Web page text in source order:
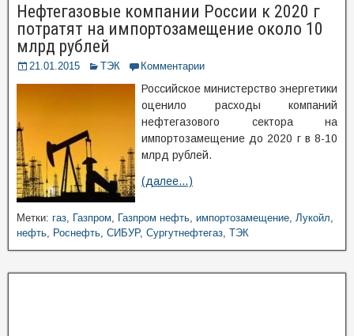
Нефтегазовые компании России к 2020 г
потратят на импортозамещение около 10
млрд рублей
21.01.2015 ТЭК Комментарии
Российское министерство энергетики
оценило расходы компаний
нефтегазового сектора на
импортозамещение до 2020 г в 8-10
млрд рублей.
(далее…)
Метки: газ, Газпром, Газпром нефть, импортозамещение, Лукойл,
нефть, Роснефть, СИБУР, Сургутнефтегаз, ТЭК